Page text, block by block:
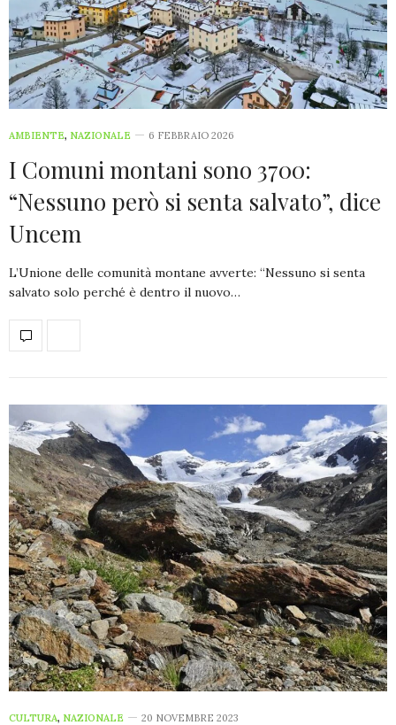
AMBIENTE, NAZIONALE 6 FEBBRAIO 2026
I Comuni montani sono 3700:
“Nessuno però si senta salvato”, dice
Uncem
L’Unione delle comunità montane avverte: “Nessuno si senta
salvato solo perché è dentro il nuovo…
CULTURA, NAZIONALE 20 NOVEMBRE 2023